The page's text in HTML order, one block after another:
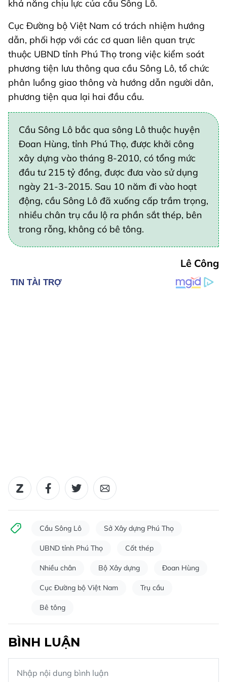
khả năng chịu lực của cầu Sông Lô.
Cục Đường bộ Việt Nam có trách nhiệm hướng
dẫn, phối hợp với các cơ quan liên quan trực
thuộc UBND tỉnh Phú Thọ trong việc kiểm soát
phương tiện lưu thông qua cầu Sông Lô, tổ chức
phân luồng giao thông và hướng dẫn người dân,
phương tiện qua lại hai đầu cầu.
Cầu Sông Lô bắc qua sông Lô thuộc huyện
Đoan Hùng, tỉnh Phú Thọ, được khởi công
xây dựng vào tháng 8-2010, có tổng mức
đầu tư 215 tỷ đồng, được đưa vào sử dụng
ngày 21-3-2015. Sau 10 năm đi vào hoạt
động, cầu Sông Lô đã xuống cấp trầm trọng,
nhiều chân trụ cầu lộ ra phần sắt thép, bên
trong rỗng, không có bê tông.
Lê Công
Cầu Sông Lô Sở Xây dựng Phú Thọ
UBND tỉnh Phú Thọ Cốt thép
Nhiều chân Bộ Xây dựng Đoan Hùng
Cục Đường bộ Việt Nam Trụ cầu
Bê tông
BÌNH LUẬN